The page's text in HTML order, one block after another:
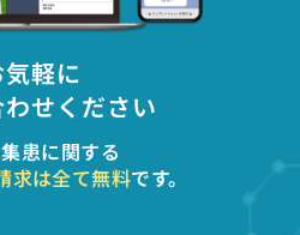
軽に
せください
患に関する
求は全て無料です。